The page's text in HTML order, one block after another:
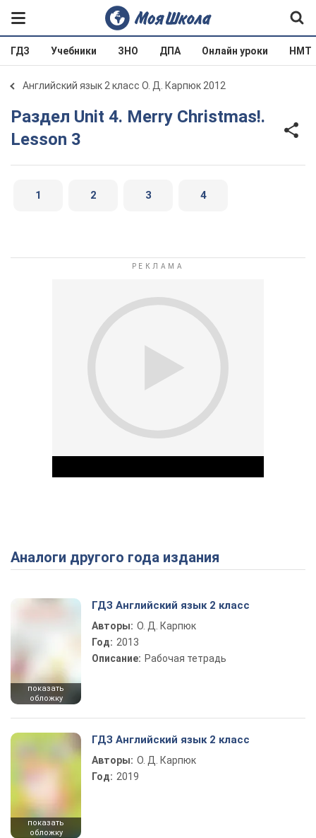
ГДЗ Учебники ЗНО ДПА Онлайн уроки НМТ
Английский язык 2 класс О. Д. Карпюк 2012
Раздел Unit 4. Merry Christmas!.
Lesson 3
1 2 3 4
Play Video
Аналоги другого года издания
показать
обложку
ГДЗ Английский язык 2 класс
Авторы: О. Д. Карпюк
Год: 2013
Описание: Рабочая тетрадь
показать
обложку
ГДЗ Английский язык 2 класс
Авторы: О. Д. Карпюк
Год: 2019